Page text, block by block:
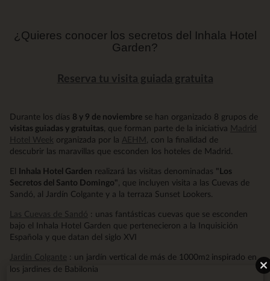
¿Quieres conocer los secretos del Inhala Hotel
Garden?
Reserva tu visita guiada gratuita
Durante los días 8 y 9 de noviembre se han organizado 8 grupos de
visitas guiadas y gratuitas , que forman parte de la iniciativa Madrid
Hotel Week organizada por la AEHM , con la finalidad de
descubrir las maravillas que esconden los hoteles de Madrid.
El Inhala Hotel Garden realizará las visitas denominadas "Los
Secretos del Santo Domingo" , que incluyen visita a las Cuevas de
Sandó, al Jardín Colgante y a la terraza Sunset Lookers.
Las Cuevas de Sandó : unas fantásticas cuevas que se esconden
bajo el Inhala Hotel Garden que pertenecieron a la Inquisición
Española y que datan del siglo XVI
Jardín Colgante : un jardín vertical de más de 1000m 2 inspirado en
los jardines de Babilonia